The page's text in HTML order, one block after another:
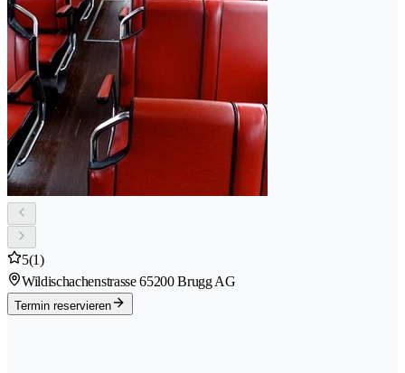
5(1)
Wildischachenstrasse 65200 Brugg AG
Termin reservieren